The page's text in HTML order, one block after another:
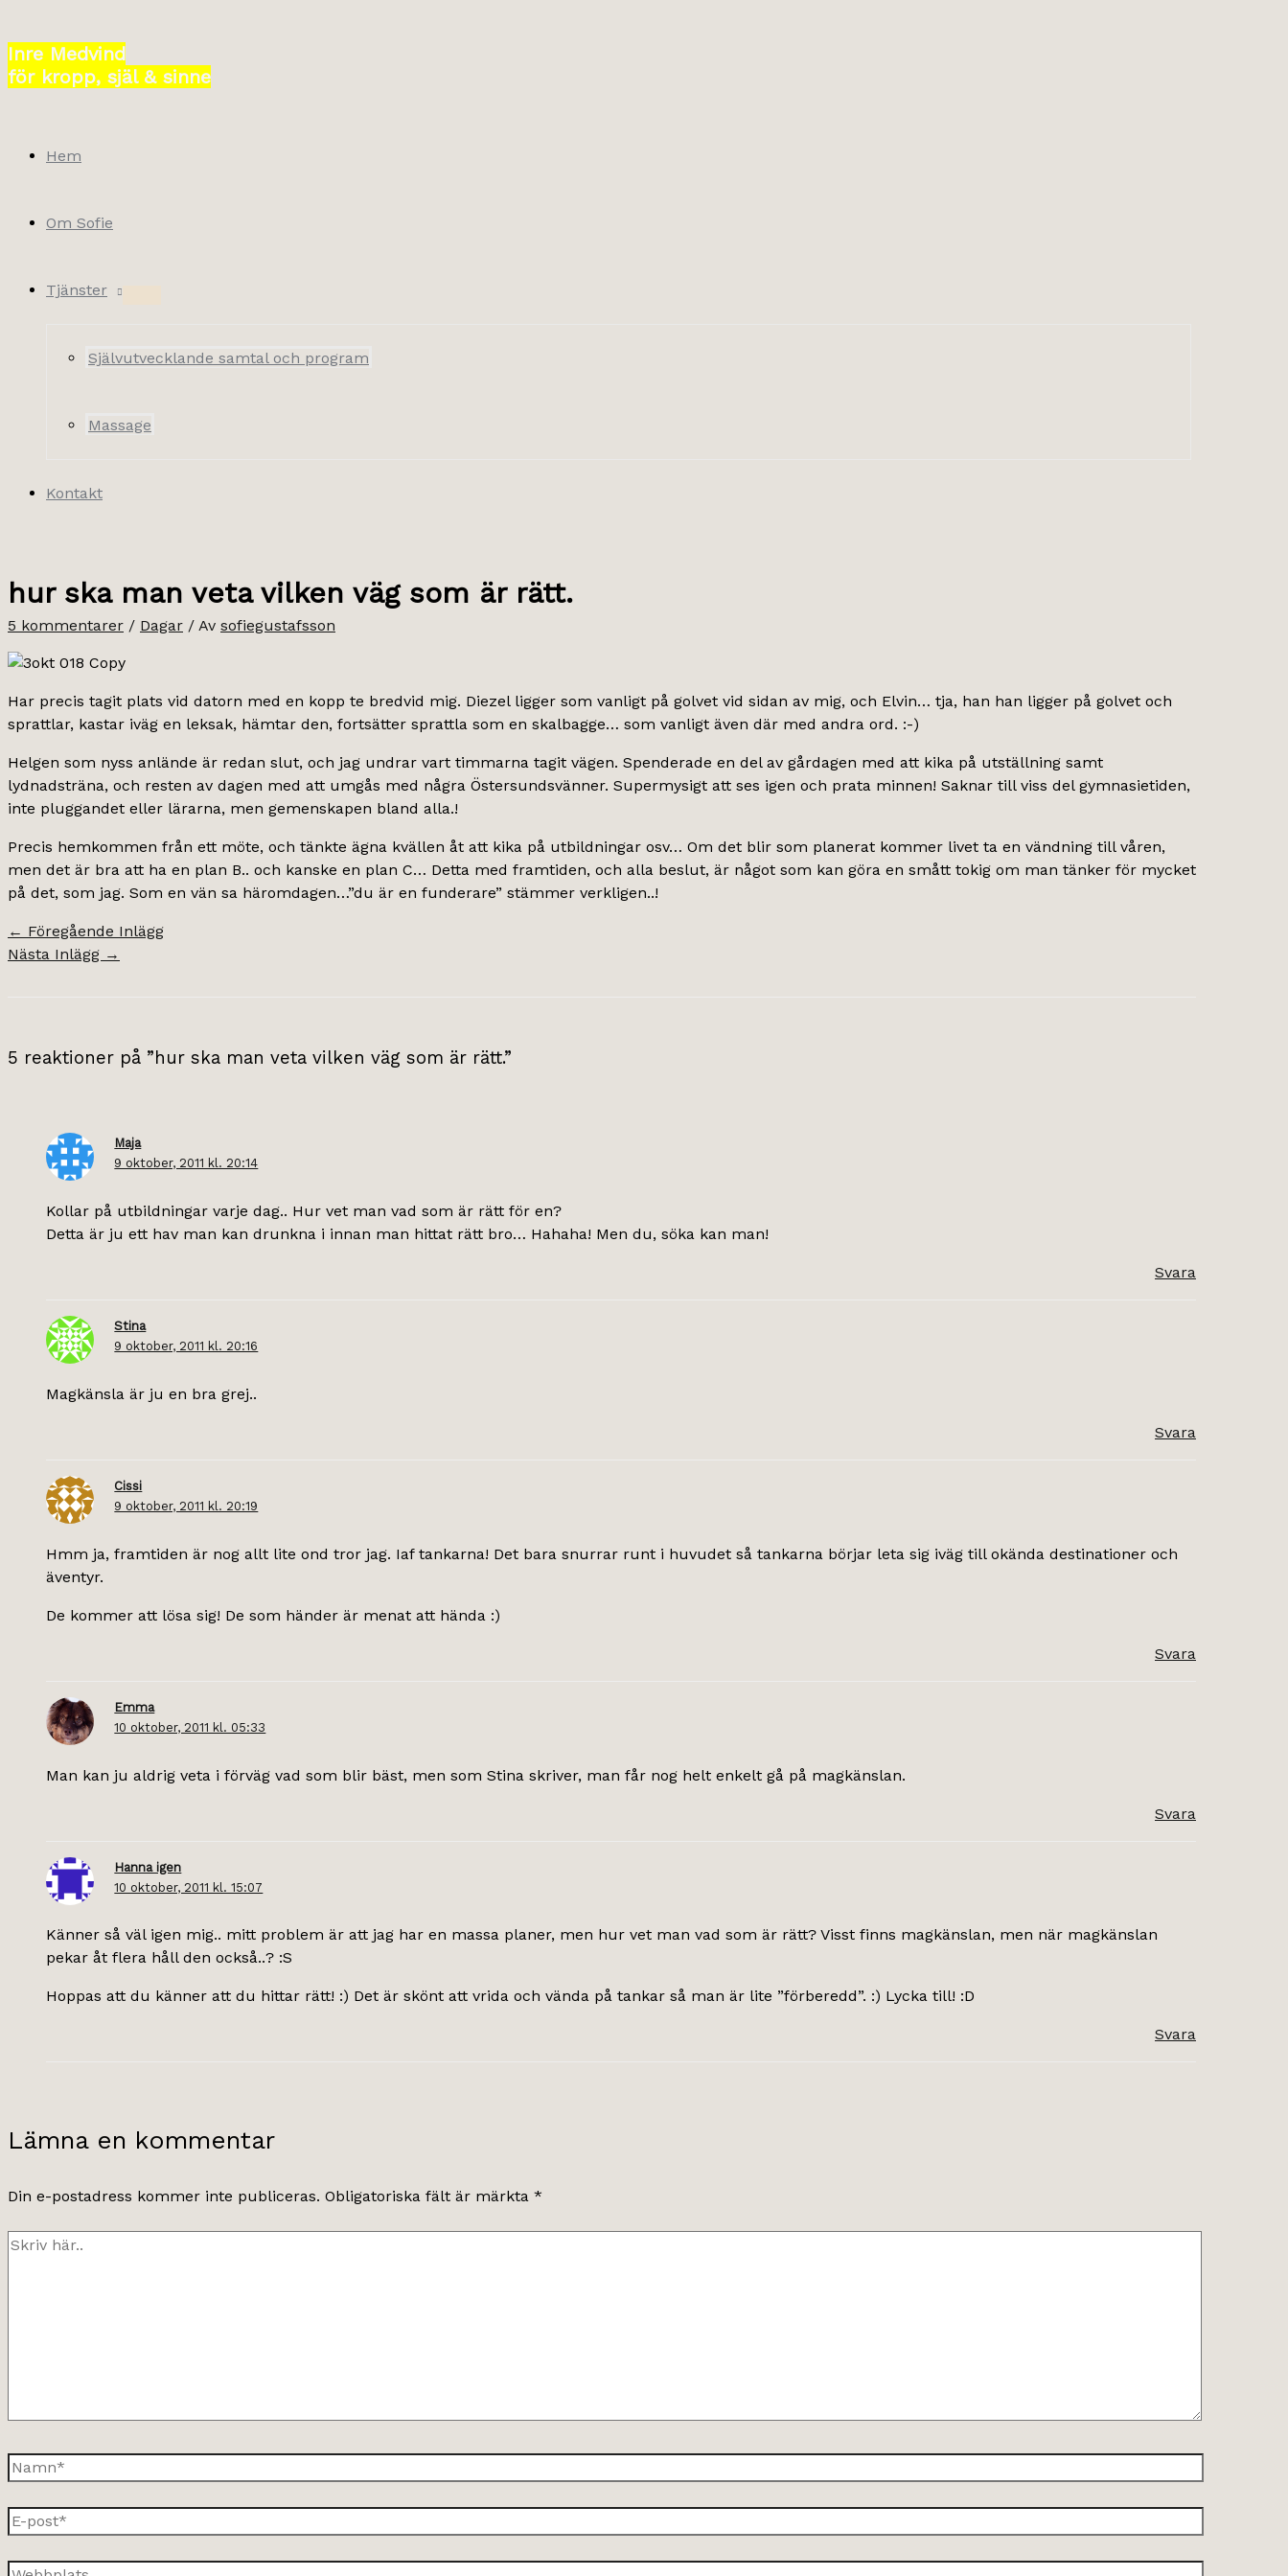
till
innehåll
Inre Medvind
för kropp, själ & sinne
Hem
Om Sofie
Tjänster
Självutvecklande samtal och program
Massage
Kontakt
hur ska man veta vilken väg som är rätt.
5 kommentarer / Dagar / Av sofiegustafsson
Har precis tagit plats vid datorn med en kopp te bredvid mig. Diezel ligger som vanligt på golvet vid sidan av mig, och Elvin… tja, han han ligger på golvet och
sprattlar, kastar iväg en leksak, hämtar den, fortsätter sprattla som en skalbagge… som vanligt även där med andra ord. :-)
Helgen som nyss anlände är redan slut, och jag undrar vart timmarna tagit vägen. Spenderade en del av gårdagen med att kika på utställning samt
lydnadsträna, och resten av dagen med att umgås med några Östersundsvänner. Supermysigt att ses igen och prata minnen! Saknar till viss del gymnasietiden,
inte pluggandet eller lärarna, men gemenskapen bland alla.!
Precis hemkommen från ett möte, och tänkte ägna kvällen åt att kika på utbildningar osv… Om det blir som planerat kommer livet ta en vändning till våren,
men det är bra att ha en plan B.. och kanske en plan C… Detta med framtiden, och alla beslut, är något som kan göra en smått tokig om man tänker för mycket
på det, som jag. Som en vän sa häromdagen…”du är en funderare” stämmer verkligen..!
← Föregående Inlägg
Nästa Inlägg →
5 reaktioner på ”hur ska man veta vilken väg som är rätt.”
Maja
9 oktober, 2011 kl. 20:14
Kollar på utbildningar varje dag.. Hur vet man vad som är rätt för en?
Detta är ju ett hav man kan drunkna i innan man hittat rätt bro… Hahaha! Men du, söka kan man!
Svara
Stina
9 oktober, 2011 kl. 20:16
Magkänsla är ju en bra grej..
Svara
Cissi
9 oktober, 2011 kl. 20:19
Hmm ja, framtiden är nog allt lite ond tror jag. Iaf tankarna! Det bara snurrar runt i huvudet så tankarna börjar leta sig iväg till okända destinationer och
äventyr.
De kommer att lösa sig! De som händer är menat att hända :)
Svara
Emma
10 oktober, 2011 kl. 05:33
Man kan ju aldrig veta i förväg vad som blir bäst, men som Stina skriver, man får nog helt enkelt gå på magkänslan.
Svara
Hanna igen
10 oktober, 2011 kl. 15:07
Känner så väl igen mig.. mitt problem är att jag har en massa planer, men hur vet man vad som är rätt? Visst finns magkänslan, men när magkänslan
pekar åt flera håll den också..? :S
Hoppas att du känner att du hittar rätt! :) Det är skönt att vrida och vända på tankar så man är lite ”förberedd”. :) Lycka till! :D
Svara
Lämna en kommentar
Din e-postadress kommer inte publiceras. Obligatoriska fält är märkta *
Skriv
Namn*
E-
post*
Webbplats